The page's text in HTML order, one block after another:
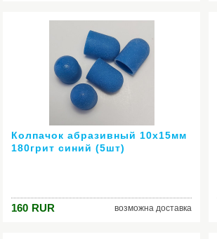
Колпачок абразивный 10х15мм
180грит синий (5шт)
160 RUR возможна доставка